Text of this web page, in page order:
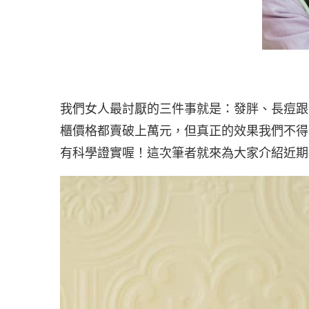
我們女人最討厭的三件事就是：發胖、長痘
櫃價格都賣破上萬元，但真正的效果我們不
有科學證實喔！這次筆者就來為大家介紹近